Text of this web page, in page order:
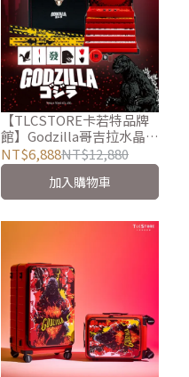
【TLCSTORE卡若特品牌
館】Godzilla哥吉拉水晶麻
將組
NT$6,888NT$12,880
加入購物車